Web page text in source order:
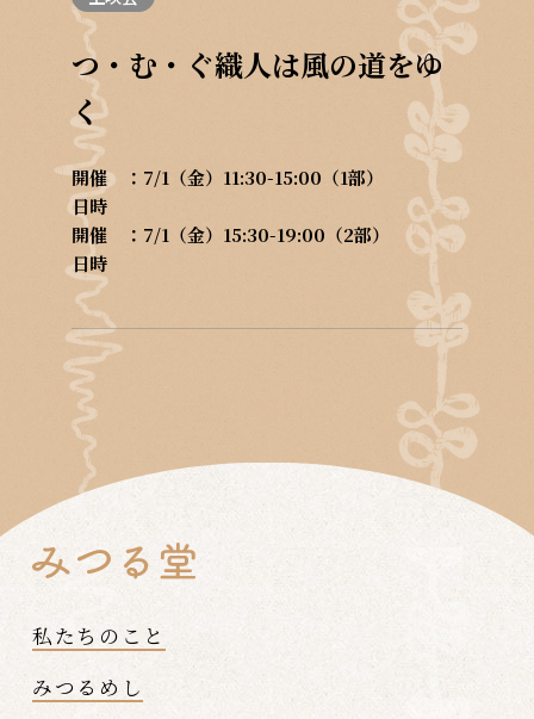
つ・む・ぐ織人は風の道をゆ
く
開催
日時
7/1（金）11:30-15:00（1部）
開催
日時
7/1（金）15:30-19:00（2部）
私たちのこと
みつるめし